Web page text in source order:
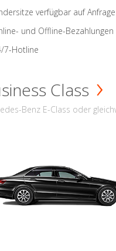
verfügbar auf Anfrage
und Offline-Bezahlungen
7-Hotline
Class
Benz E-Class oder